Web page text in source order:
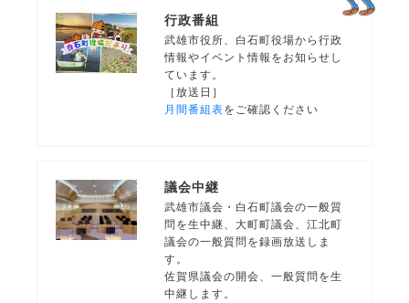
行政番組
武雄市役所、白石町役場から行政
情報やイベント情報をお知らせし
ています。
［放送日］
月間番組表をご確認ください
議会中継
武雄市議会・白石町議会の一般質
問を生中継、大町町議会、江北町
議会の一般質問を録画放送しま
す。
佐賀県議会の開会、一般質問を生
中継します。